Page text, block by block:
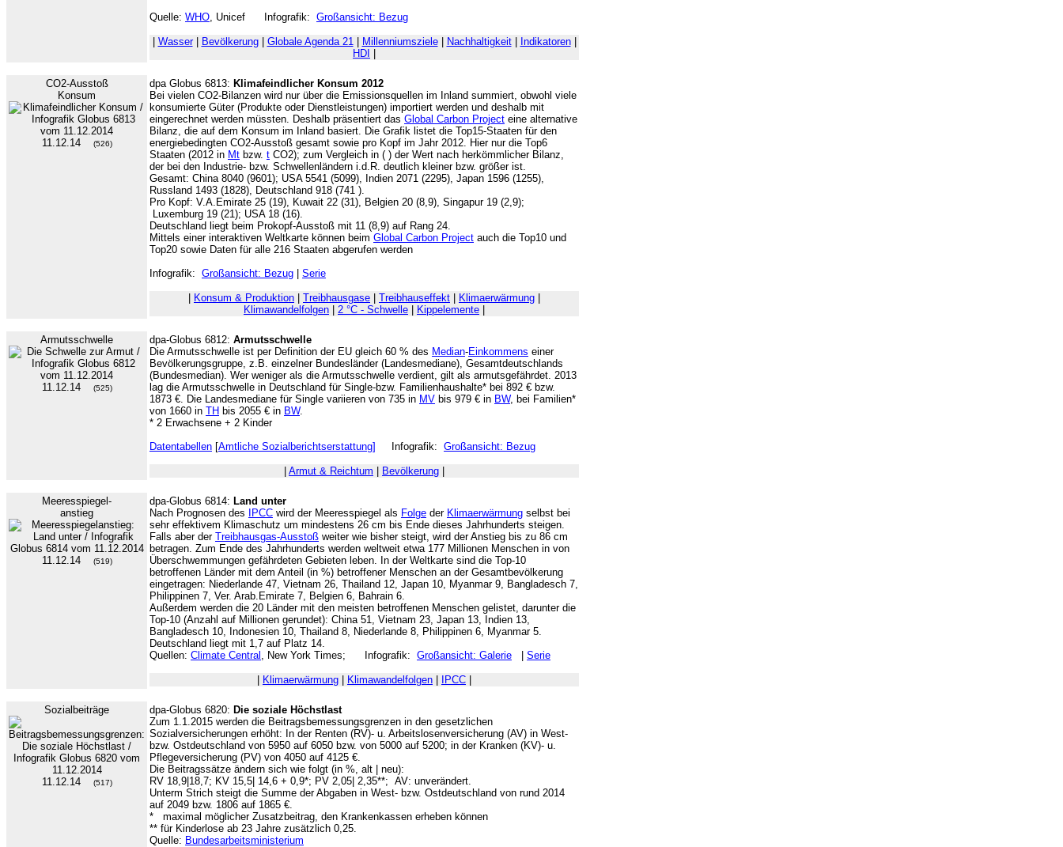
Quelle: WHO, Unicef Infografik: Großansicht: Bezug
Wasser| Bevölkerung| Globale Agenda 21| Millenniumsziele| Nachhaltigkeit| Indikatoren|
HDI
CO2-Ausstoß
Konsum
11.12.14 (526)
dpa Globus 6813: Klimafeindlicher Konsum 2012
Bei vielen CO2-Bilanzen wird nur über die Emissionsquellen im Inland summiert, obwohl viele
konsumierte Güter (Produkte oder Dienstleistungen) importiert werden und deshalb mit
eingerechnet werden müssten. Deshalb präsentiert das Global Carbon Project eine alternative
Bilanz, die auf dem Konsum im Inland basiert. Die Grafik listet die Top15-Staaten für den
energiebedingten CO2-Ausstoß gesamt sowie pro Kopf im Jahr 2012. Hier nur die Top6
Staaten (2012 in Mt bzw. t CO2); zum Vergleich in ( ) der Wert nach herkömmlicher Bilanz,
der bei den Industrie- bzw. Schwellenländern i.d.R. deutlich kleiner bzw. größer ist.
Gesamt: China 8040 (9601); USA 5541 (5099), Indien 2071 (2295), Japan 1596 (1255),
Russland 1493 (1828), Deutschland 918 (741 ).
Pro Kopf: V.A.Emirate 25 (19), Kuwait 22 (31), Belgien 20 (8,9), Singapur 19 (2,9);
Luxemburg 19 (21); USA 18 (16).
Deutschland liegt beim Prokopf-Ausstoß mit 11 (8,9) auf Rang 24.
Mittels einer interaktiven Weltkarte können beim Global Carbon Project auch die Top10 und
Top20 sowie Daten für alle 216 Staaten abgerufen werden
Infografik: Großansicht: Bezug Serie
Konsum & Produktion Treibhausgase Treibhauseffekt Klimaerwärmung
Klimawandelfolgen
2 °C - Schwelle Kippelemente
Armutsschwelle
11.12.14 (525)
dpa-Globus 6812: Armutsschwelle
Die Armutsschwelle ist per Definition der EU gleich 60 % des Median-Einkommens einer
Bevölkerungsgruppe, z.B. einzelner Bundesländer (Landesmediane), Gesamtdeutschlands
(Bundesmedian). Wer weniger als die Armutsschwelle verdient, gilt als armutsgefährdet. 2013
lag die Armutsschwelle in Deutschland für Single-bzw. Familienhaushalte* bei 892 € bzw.
1873 €. Die Landesmediane für Single variieren von 735 in MV bis 979 € in BW, bei Familien*
von 1660 in TH bis 2055 € in BW.
* 2 Erwachsene + 2 Kinder
Datentabellen [Amtliche Sozialberichtserstattung] Infografik: Großansicht: Bezug
Armut & Reichtum Bevölkerung
Meeresspiegel-
anstieg
11.12.14 (519)
dpa-Globus 6814: Land unter
Nach Prognosen des
IPCC wird der Meeresspiegel als Folge der Klimaerwärmung selbst bei
sehr effektivem Klimaschutz um mindestens 26 cm bis Ende dieses Jahrhunderts steigen.
Falls aber der Treibhausgas-Ausstoß weiter wie bisher steigt, wird der Anstieg bis zu 86 cm
betragen. Zum Ende des Jahrhunderts werden weltweit etwa 177 Millionen Menschen in von
Überschwemmungen gefährdeten Gebieten leben. In der Weltkarte sind die Top-10
betroffenen Länder mit dem Anteil (in %) betroffener Menschen an der Gesamtbevölkerung
eingetragen: Niederlande 47, Vietnam 26, Thailand 12, Japan 10, Myanmar 9, Bangladesch 7,
Philippinen 7, Ver. Arab.Emirate 7, Belgien 6, Bahrain 6.
Außerdem werden die 20 Länder mit den meisten betroffenen Menschen gelistet, darunter die
Top-10 (Anzahl auf Millionen gerundet): China 51, Vietnam 23, Japan 13, Indien 13,
Bangladesch 10, Indonesien 10, Thailand 8, Niederlande 8, Philippinen 6, Myanmar 5.
Deutschland liegt mit 1,7 auf Platz 14.
Quellen: Climate Central , New York Times; Infografik: Großansicht: Galerie Serie
Klimaerwärmung Klimawandelfolgen IPCC
Sozialbeiträge
11.12.14 (517)
dpa-Globus 6820: Die soziale Höchstlast
Zum 1.1.2015 werden die Beitragsbemessungsgrenzen in den gesetzlichen
Sozialversicherungen erhöht: In der Renten (RV)- u. Arbeitslosenversicherung (AV) in West-
bzw. Ostdeutschland von 5950 auf 6050 bzw. von 5000 auf 5200; in der Kranken (KV)- u.
Pflegeversicherung (PV) von 4050 auf 4125 €.
Die Beitragssätze ändern sich wie folgt (in %, alt | neu):
RV 18,9|18,7; KV 15,5| 14,6 + 0,9*; PV 2,05| 2,35**; AV: unverändert.
Unterm Strich steigt die Summe der Abgaben in West- bzw. Ostdeutschland von rund 2014
auf 2049 bzw. 1806 auf 1865 €.
* maximal möglicher Zusatzbeitrag, den Krankenkassen erheben können
** für Kinderlose ab 23 Jahre zusätzlich 0,25.
Quelle: Bundesarbeitsministerium